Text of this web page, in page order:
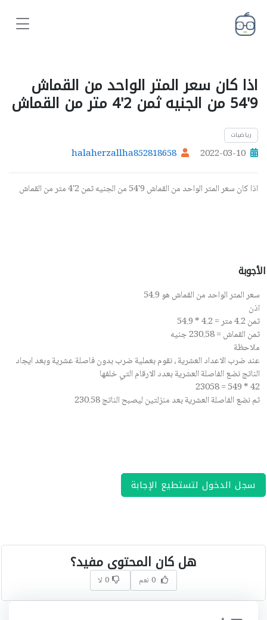
اذا كان سعر المتر الواحد من القماش
9'54 من الجنيه ثمن 2'4 متر من القماش
رياضيات
2022-03-10
halaherzallha852818658
اذا كان سعر المتر الواحد من القماش 9'54 من الجنيه ثمن 2'4 متر من القماش
الأجوبة
سعر المتر الواحد من القماش هو 54.9
اذن
ثمن 4.2 متر = 4.2 * 54.9
ثمن القماش = 230.58 جنيه
ملاحظة
عند ضرب الاعداد العشرية ، نقوم بعملية ضرب بدون فاصلة عشرية وبعد ايجاد
الناتج نضع الفاصلة العشرية بعدد الارقام التي خلفها
42 * 549 = 23058
ثم نضع الفاصلة العشرية بعد منزلتين ليصبح الناتج 230.58
سجل الدخول لتستطيع الإجابة
هل كان المحتوى مفيد؟
0 نعم 0 لا